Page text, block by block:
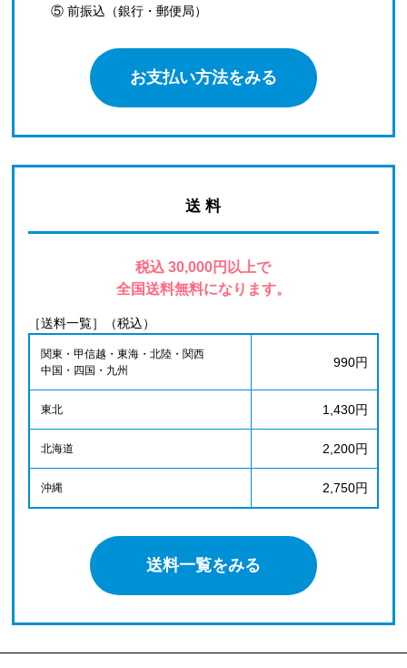
⑤ 前振込（銀行・郵便局）
お支払い方法をみる
送 料
税込 30,000円以上で
全国送料無料になります。
［送料一覧］（税込）
関東・甲信越・東海・北陸・関西
中国・四国・九州
990円
東北 1,430円
北海道 2,200円
沖縄 2,750円
送料一覧をみる